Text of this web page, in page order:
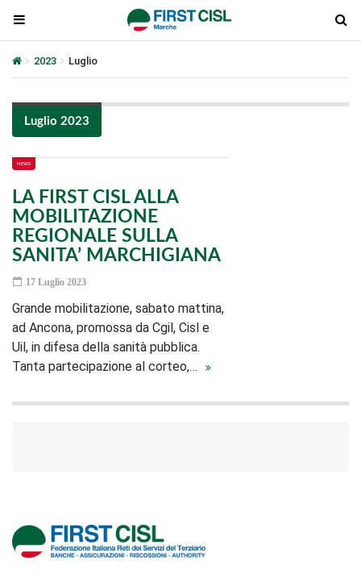
2023 Luglio
Luglio 2023
NEWS
LA FIRST CISL ALLA
MOBILITAZIONE
REGIONALE SULLA
SANITA’ MARCHIGIANA
17 Luglio 2023
Grande mobilitazione, sabato mattina,
ad Ancona, promossa da Cgil, Cisl e
Uil, in difesa della sanità pubblica.
Tanta partecipazione al corteo,…